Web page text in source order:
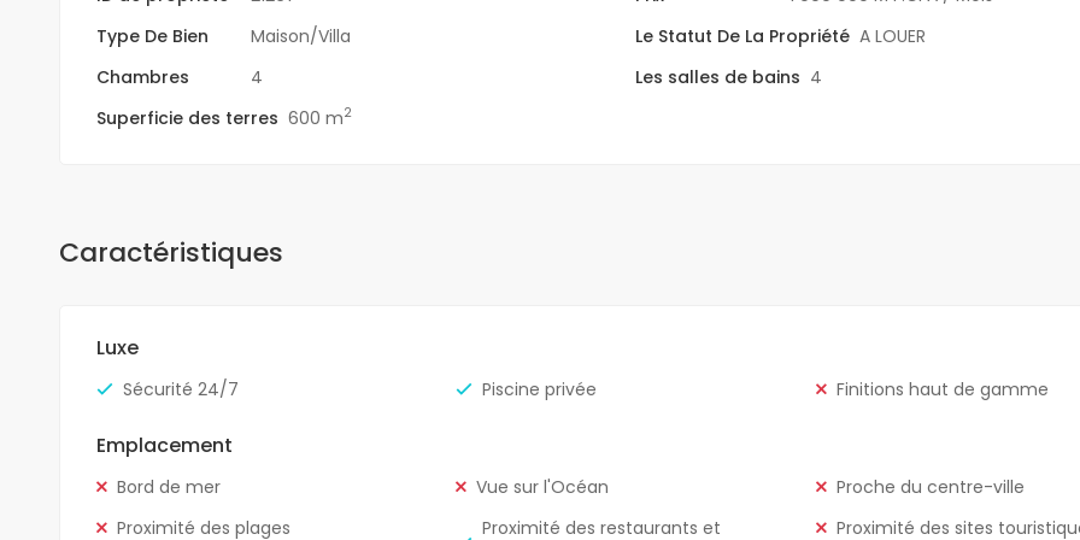
Type De Bien
Maison/Villa Le Statut De La Propriété A LOUER
Chambres
4 Les salles de bains 4
Superficie des terres 600 m2
Caractéristiques
Luxe
Sécurité 24/7 Piscine privée Finitions haut de gamme
Emplacement
Bord de mer Vue sur l'Océan
Proche du centre-ville
Proximité des plages
Proximité des restaurants et Proximité des sites